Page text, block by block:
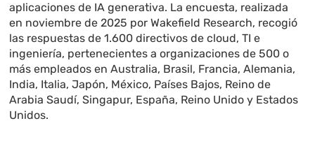
aplicaciones de IA generativa. La encuesta, realizada
en noviembre de 2025 por Wakefield Research, recogió
las respuestas de 1.600 directivos de cloud, TI e
ingeniería, pertenecientes a organizaciones de 500 o
más empleados en Australia, Brasil, Francia, Alemania,
India, Italia, Japón, México, Países Bajos, Reino de
Arabia Saudí, Singapur, España, Reino Unido y Estados
Unidos.